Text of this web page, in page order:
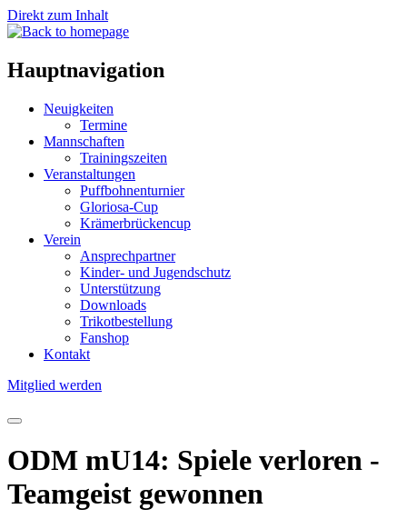
Direkt zum Inhalt
Hauptnavigation
Neuigkeiten
Termine
Mannschaften
Trainingszeiten
Veranstaltungen
Puffbohnenturnier
Gloriosa-Cup
Krämerbrückencup
Verein
Ansprechpartner
Kinder- und Jugendschutz
Unterstützung
Downloads
Trikotbestellung
Fanshop
Kontakt
Mitglied werden
ODM mU14: Spiele verloren -
Teamgeist gewonnen